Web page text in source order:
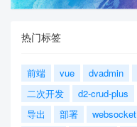
热门标签
前端 vue dvadmin
二次开发
d2-crud-plus
导出
部署 websocket